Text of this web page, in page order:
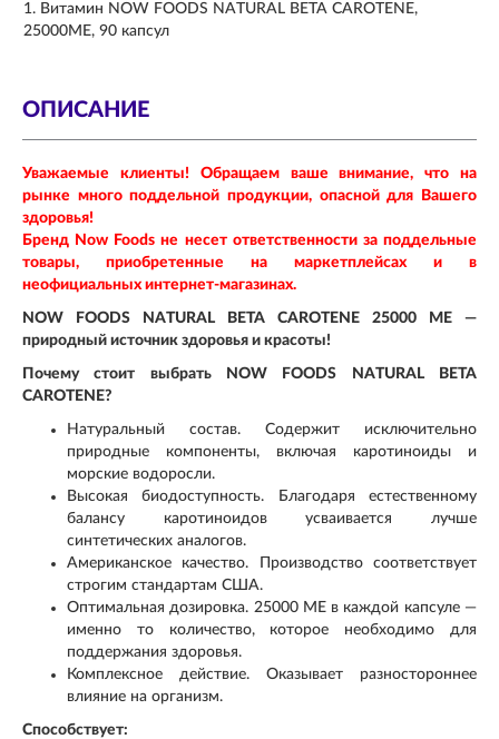
Витамин NOW FOODS NATURAL BETA CAROTENE,
25000МЕ, 90 капсул
ОПИСАНИЕ
Уважаемые клиенты! Обращаем ваше внимание, что на
рынке много поддельной продукции, опасной для Вашего
здоровья!
Бренд Now Foods не несет ответственности за поддельные
товары, приобретенные на маркетплейсах и в
неофициальных интернет-магазинах.
NOW FOODS NATURAL BETA CAROTENE 25000 МЕ —
природный источник здоровья и красоты!
Почему стоит выбрать NOW FOODS NATURAL BETA
CAROTENE?
Натуральный состав. Содержит исключительно
природные компоненты, включая каротиноиды и
морские водоросли.
Высокая биодоступность. Благодаря естественному
балансу каротиноидов усваивается лучше
синтетических аналогов.
Американское качество. Производство соответствует
строгим стандартам США.
Оптимальная дозировка. 25000 МЕ в каждой капсуле —
именно то количество, которое необходимо для
поддержания здоровья.
Комплексное действие. Оказывает разностороннее
влияние на организм.
Способствует: